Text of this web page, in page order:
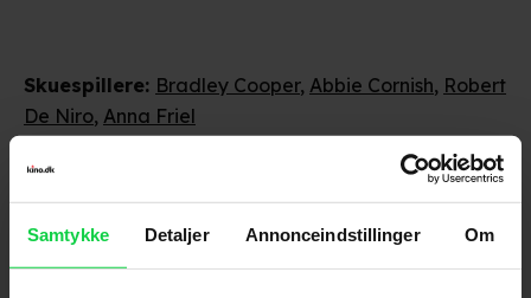
Samtykke Detaljer Annonceindstillinger Om
Skuespillere: Bradley Cooper, Abbie Cornish, Robert
De Niro, Anna Friel
Instruktion
Aldersmærke : 15 år
Distributør
Nordisk Film